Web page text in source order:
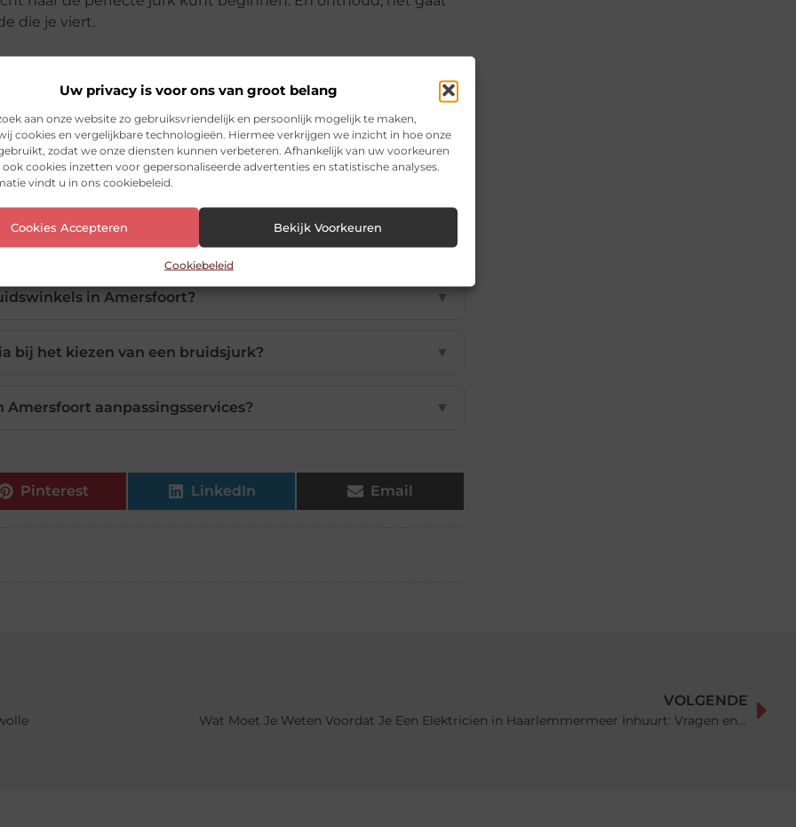
Uw privacy is voor ons van groot belang
aan onze website zo gebruiksvriendelijk en persoonlijk mogelijk te maken,
cookies en vergelijkbare technologieën. Hiermee verkrijgen we inzicht in hoe onze
zodat we onze diensten kunnen verbeteren. Afhankelijk van uw voorkeuren
cookies inzetten voor gepersonaliseerde advertenties en statistische analyses.
vindt u in ons cookiebeleid.
Cookies Accepteren Bekijk Voorkeuren
Cookiebeleid
die je viert.
ik mijn bruidsjurk bestellen?
naar mijn pasafspraken?
in Amersfoort? ▼
bij het kiezen van een bruidsjurk? ▼
aanpassingsservices? ▼
Pinterest LinkedIn Email
VOLGENDE
Wat Moet Je Weten Voordat Je Een Elektricien in Haarlemmermeer Inhuurt: Vragen en Antwoorden